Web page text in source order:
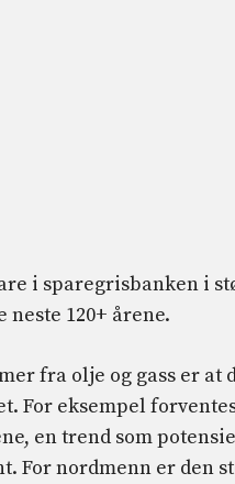
i sparegrisbanken i
120+ årene.
fra olje og gass er at
For eksempel
en trend som
For nordmenn er den